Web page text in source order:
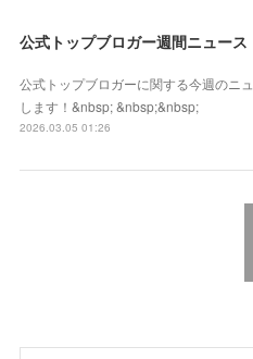
公式トップブロガーに関する今週のニ
します！&nbsp; &nbsp;&nbsp;
2026.03.05 01:26